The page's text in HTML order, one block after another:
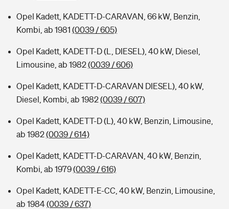
Opel Kadett, KADETT-D-CARAVAN, 66 kW, Benzin,
Kombi, ab 1981 (0039 / 605)
Opel Kadett, KADETT-D (L, DIESEL), 40 kW, Diesel,
Limousine, ab 1982(0039 / 606)
Opel Kadett, KADETT-D-CARAVAN DIESEL), 40 kW,
Diesel, Kombi, ab 1982(0039 / 607)
Opel Kadett, KADETT-D (L), 40 kW, Benzin, Limousine,
ab 1982(0039 / 614)
Opel Kadett, KADETT-D-CARAVAN, 40 kW, Benzin,
Kombi, ab 1979(0039 / 616)
Opel Kadett, KADETT-E-CC, 40 kW, Benzin, Limousine,
ab 1984(0039 / 637)